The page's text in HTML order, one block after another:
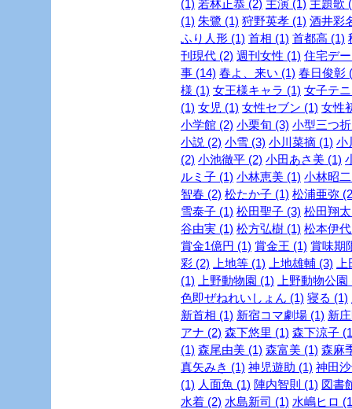
(1) 若林正恭 (2) 主演 (1) 主題歌
(1) 朱鷺 (1) 狩野英孝 (1) 酒井彩
ふり人形 (1) 首相 (1) 首都高 (1)
刊現代 (2) 週刊女性 (1) 住宅デ
事 (14) 春よ、来い (1) 春日俊彰
様 (1) 女王様キャラ (1) 女子テ
(1) 女児 (1) 女性セブン (1) 女性
小学館 (2) 小栗旬 (3) 小型三つ
小説 (2) 小雪 (3) 小川菜摘 (1) 小
(2) 小池徹平 (2) 小田あさ美 (1)
ルミ子 (1) 小林恵美 (1) 小林昭
智春 (2) 松たか子 (1) 松浦亜弥
雪泰子 (1) 松田聖子 (3) 松田翔
谷由実 (1) 松方弘樹 (1) 松本伊
賞金1億円 (1) 賞金王 (1) 賞味期
彩 (2)
上地等 (1) 上地雄輔 (3)
(1)
上野動物園 (1)
上野動物公園
色即ぜねれいしょん (1) 寝る (1)
新首相 (1) 新宿コマ劇場 (1) 新
アナ (2) 森下悠里 (1) 森下涼子
(1) 森尾由美 (1) 森富美 (1) 森麻
真矢みき (1) 神児遊助 (1) 神田
(1) 人面魚 (1) 陣内智則 (1) 図書
水着 (2) 水島新司 (1) 水嶋ヒロ